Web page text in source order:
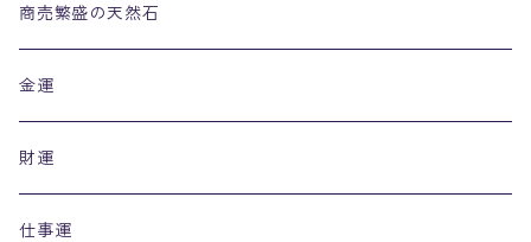
リング
商売繁盛の天然石
金運
財運
仕事運